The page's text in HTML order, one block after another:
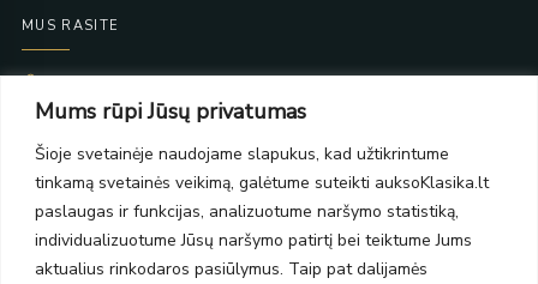
Mums rūpi Jūsų privatumas
Šioje svetainėje naudojame slapukus, kad užtikrintume
tinkamą svetainės veikimą, galėtume suteikti auksoKlasika.lt
paslaugas ir funkcijas, analizuotume naršymo statistiką,
individualizuotume Jūsų naršymo patirtį bei teiktume Jums
aktualius rinkodaros pasiūlymus. Taip pat dalijamės
MUS RASITE
PC Molas, Klaipėda
PC BIG 2, Klaipėda
Šilutės pl. 35
PC Banginis, Klaipėda
NAUJIENLAIŠKIS